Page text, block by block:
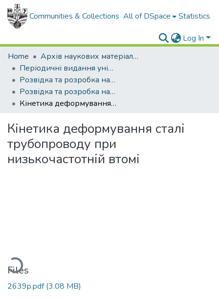
Communities & Collections All of DSpace Statistics
Log In
Home
Архів наукових матеріалів
Періодичні видання університету
Розвідка та розробка нафтових і газових родовищ
Розвідка та розробка нафтових і газових родовищ - 2001 - №1
Кінетика деформування сталі трубопроводу при низькочастотній втомі
Кінетика деформування сталі
трубопроводу при
низькочастотній втомі
Loading...
Files
2639p.pdf(3.08 MB)